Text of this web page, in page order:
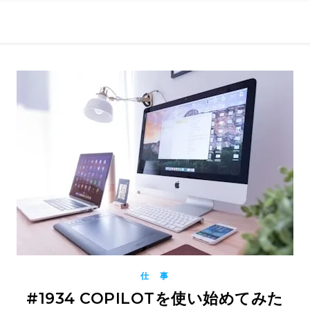
仕 事
#1934 COPILOTを使い始めてみた